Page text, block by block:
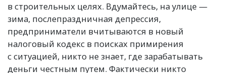
в строительных целях. Вдумайтесь, на улице —
зима, послепраздничная депрессия,
предприниматели вчитываются в новый
налоговый кодекс в поисках примирения
с ситуацией, никто не знает, где зарабатывать
деньги честным путем. Фактически никто